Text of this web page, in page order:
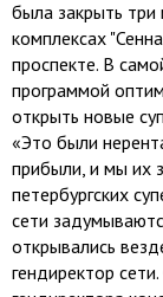
была закрыть три
комплексах
проспекте. В
программой
открыть новые
«Это были
прибыли, и мы их
петербургских
сети
открывались
гендиректор